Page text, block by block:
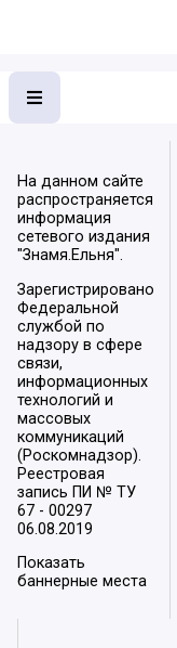
На данном сайте
распространяется
информация
сетевого издания
"Знамя.Ельня".
Зарегистрировано
Федеральной
службой по
надзору в сфере
связи,
информационных
технологий и
массовых
коммуникаций
(Роскомнадзор).
Реестровая
запись ПИ № ТУ
67 - 00297
06.08.2019
Показать
баннерные места